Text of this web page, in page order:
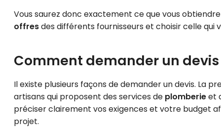
Vous saurez donc exactement ce que vous
offresdes différents fournisseurs et choisir celle qui
Comment demander un devis
Il existe plusieurs façons de demander un devis. La
artisans qui proposent des services de plomberieet
préciser clairement vos exigences et votre budget
projet.